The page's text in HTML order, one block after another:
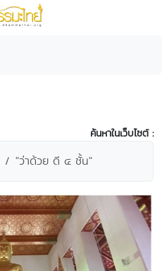
ค้นหาในเว็บไซต์ :
"ว่าด้วย ดี ๔ ชั้น"